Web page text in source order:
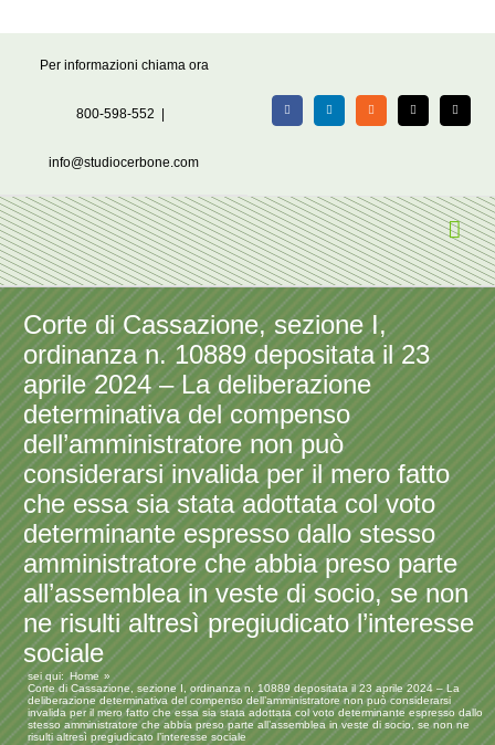
Per informazioni chiama ora
800-598-552
info@studiocerbone.com
FacebookLinkedIn Rss X Email
Corte di Cassazione, sezione I,
ordinanza n. 10889 depositata il 23
aprile 2024 – La deliberazione
determinativa del compenso
dell’amministratore non può
considerarsi invalida per il mero fatto
che essa sia stata adottata col voto
determinante espresso dallo stesso
amministratore che abbia preso parte
all’assemblea in veste di socio, se non
ne risulti altresì pregiudicato l’interesse
sociale
sei qui:
Home
Corte di Cassazione, sezione I, ordinanza n. 10889 depositata il 23 aprile 2024 – La
deliberazione determinativa del compenso dell’amministratore non può considerarsi
invalida per il mero fatto che essa sia stata adottata col voto determinante espresso dallo
stesso amministratore che abbia preso parte all’assemblea in veste di socio, se non ne
risulti altresì pregiudicato l’interesse sociale